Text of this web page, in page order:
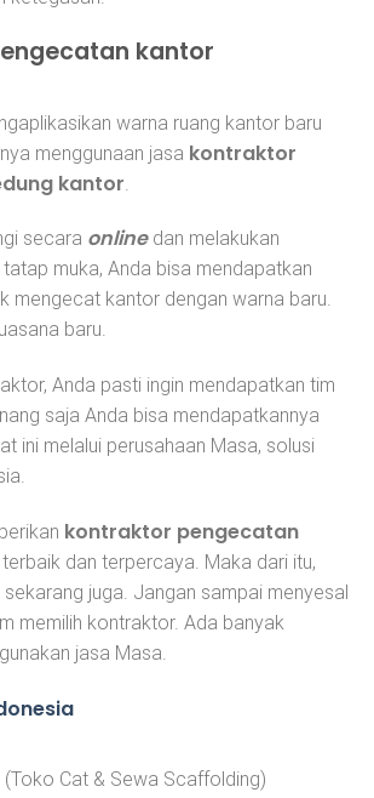
kantor
warna ruang kantor baru
menggunaan jasa kontraktor
kantor
secara online dan melakukan
muka, Anda bisa mendapatkan
mengecat kantor dengan warna baru.
baru.
Anda pasti ingin mendapatkan tim
saja Anda bisa mendapatkannya
ini melalui perusahaan Masa, solusi
kontraktor pengecatan
terbaik dan terpercaya. Maka dari itu,
juga. Jangan sampai menyesal
memilih kontraktor. Ada banyak
jasa Masa.
(Toko Cat & Sewa Scaffolding)